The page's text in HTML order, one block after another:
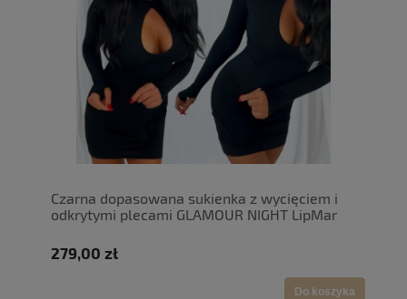
Czarna dopasowana sukienka z wycięciem i
odkrytymi plecami GLAMOUR NIGHT LipMar
279,00 zł
Do koszyka